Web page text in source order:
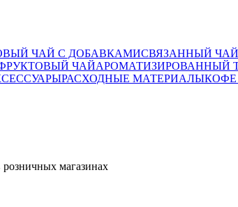
ЧАЙ С ДОБАВКАМИСВЯЗАННЫЙ ЧАЙ
ЧАЙАРОМАТИЗИРОВАННЫЙ
РАСХОДНЫЕ МАТЕРИАЛЫКОФЕ
розничных магазинах